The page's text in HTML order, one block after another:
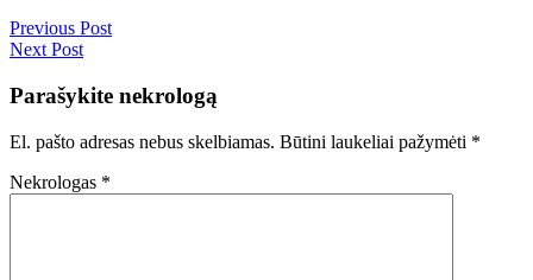
Previous Post
Next Post
Parašykite nekrologą
El. pašto adresas nebus skelbiamas. Būtini laukeliai pažymėti *
Nekrologas *